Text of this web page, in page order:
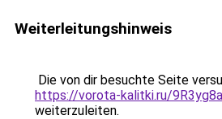
Weiterleitungshinweis
Die von dir besuchte Seite
https://vorota-kalitki.ru/
weiterzuleiten.